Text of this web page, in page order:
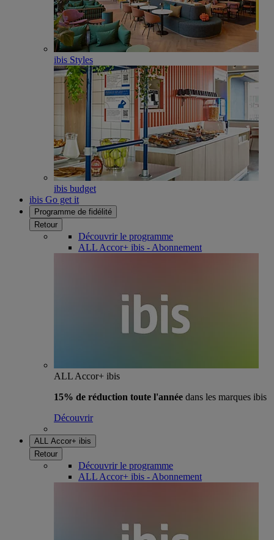
ibis Styles
ibis budget
ibis Go get it
Programme de fidélité
Retour
Découvrir le programme
ALL Accor+ ibis - Abonnement
ALL Accor+ ibis
15% de réduction toute l'année dans les marques ibis
Découvrir
ALL Accor+ ibis
Retour
Découvrir le programme
ALL Accor+ ibis - Abonnement